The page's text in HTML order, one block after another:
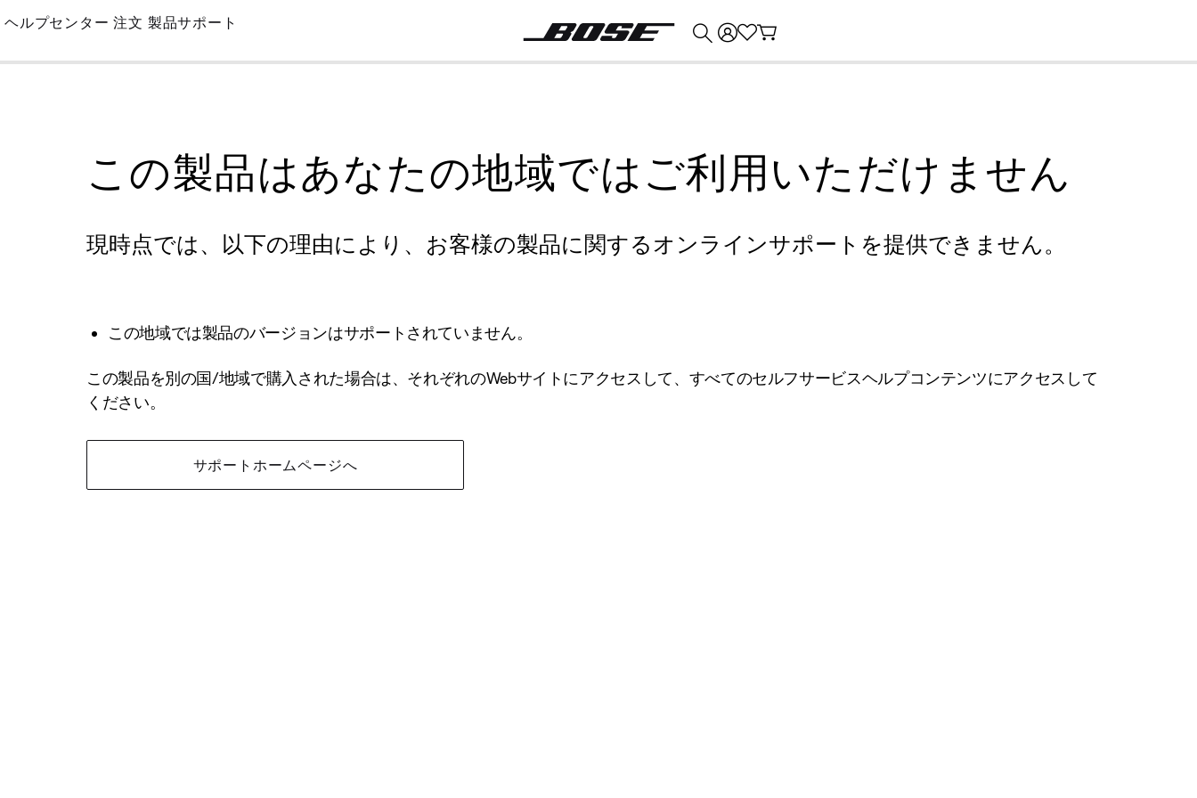
Skip
Main
ヘルプセンター 注文 製品サポート
この製品はあなたの地域ではご利用いただけません
現時点では、以下の理由により、お客様の製品に関するオンラインサポートを提供できません。
この地域では製品のバージョンはサポートされていません。
この製品を別の国/地域で購入された場合は、それぞれのWebサイトにアクセスして、すべてのセルフサービスヘルプコンテンツにアクセスして
ください。
サポートホームページへ